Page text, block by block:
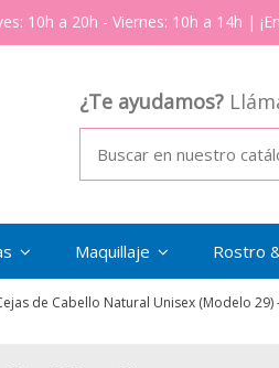
10h a 20h - Viernes: 10h a 14h |
¿Te ayudamos?
Maquillaje Rostro
de Cabello Natural Unisex (Modelo 29)